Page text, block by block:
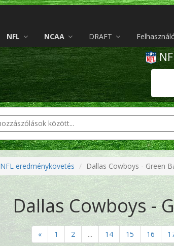
NFL NCAA DRAFT
NFL eredménykövetés Dallas Cowboys - Green
Dallas Cowboys -
« 1 2 ... 14 15 16